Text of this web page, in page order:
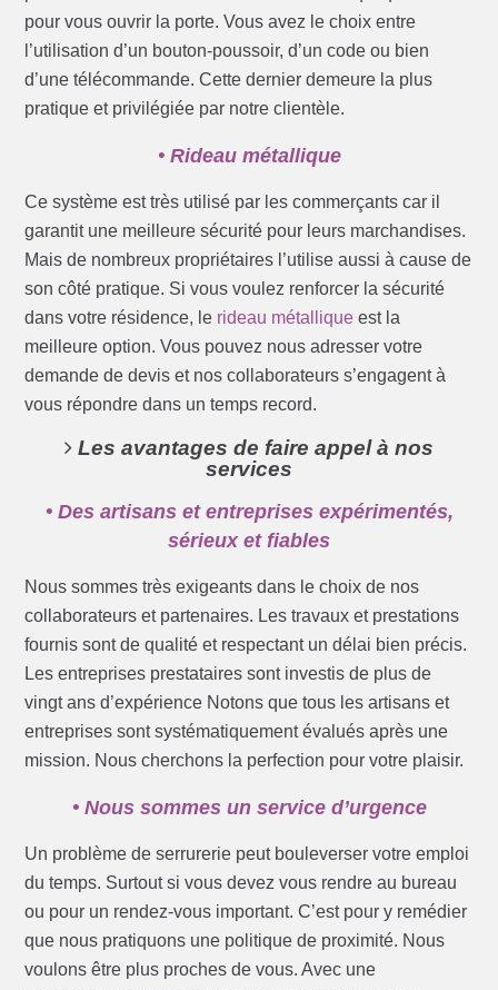
pour vous ouvrir la porte. Vous avez le choix entre
l’utilisation d’un bouton-poussoir, d’un code ou bien
d’une télécommande. Cette dernier demeure la plus
pratique et privilégiée par notre clientèle.
• Rideau métallique
Ce système est très utilisé par les commerçants car il
garantit une meilleure sécurité pour leurs marchandises.
Mais de nombreux propriétaires l’utilise aussi à cause de
son côté pratique. Si vous voulez renforcer la sécurité
dans votre résidence, le rideau métallique est la
meilleure option. Vous pouvez nous adresser votre
demande de devis et nos collaborateurs s’engagent à
vous répondre dans un temps record.
Les avantages de faire appel à nos
services
• Des artisans et entreprises expérimentés,
sérieux et fiables
Nous sommes très exigeants dans le choix de nos
collaborateurs et partenaires. Les travaux et prestations
fournis sont de qualité et respectant un délai bien précis.
Les entreprises prestataires sont investis de plus de
vingt ans d’expérience Notons que tous les artisans et
entreprises sont systématiquement évalués après une
mission. Nous cherchons la perfection pour votre plaisir.
• Nous sommes un service d’urgence
Un problème de serrurerie peut bouleverser votre emploi
du temps. Surtout si vous devez vous rendre au bureau
ou pour un rendez-vous important. C’est pour y remédier
que nous pratiquons une politique de proximité. Nous
voulons être plus proches de vous. Avec une